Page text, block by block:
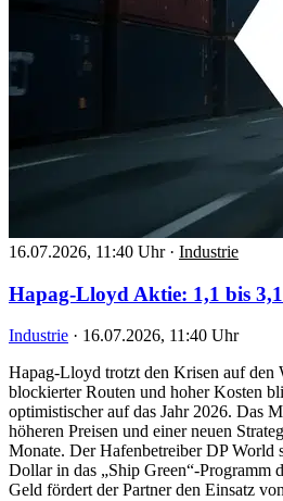
16.07.2026, 11:40 Uhr · Industrie
Hapag-Lloyd Aktie: 1,1 bis
Industrie · 16.07.2026, 11:40 Uhr
Hapag-Lloyd trotzt den Krisen auf den
blockierter Routen und hoher Kosten
optimistischer auf das Jahr 2026. Das
höheren Preisen und einer neuen
Monate. Der Hafenbetreiber DP World
Dollar in das „Ship Green“-Programm
Geld fördert der Partner den Einsatz